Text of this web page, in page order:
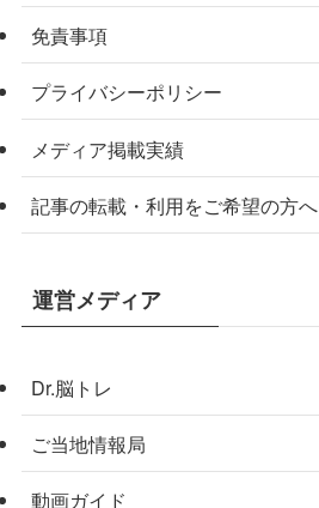
免責事項
プライバシーポリシー
メディア掲載実績
記事の転載・利用をご希望の方へ
運営メディア
Dr.脳トレ
ご当地情報局
動画ガイド